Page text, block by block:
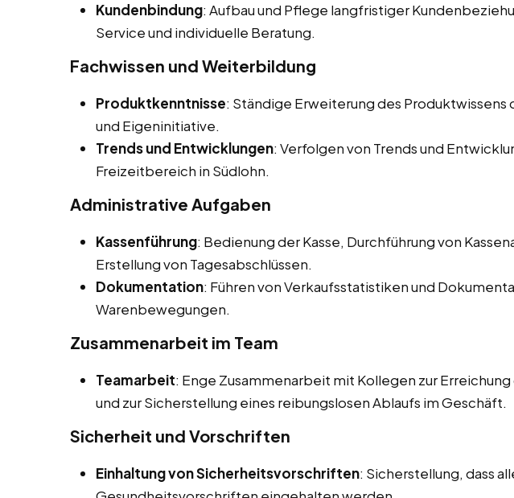
Kundenbindung: Aufbau und Pflege langfristiger
Service und individuelle Beratung.
Fachwissen und Weiterbildung
Produktkenntnisse: Ständige Erweiterung des Produktwissens
und Eigeninitiative.
Trends und Entwicklungen: Verfolgen von Trends und
Freizeitbereich in Südlohn.
Administrative Aufgaben
Kassenführung: Bedienung der Kasse, Durchführung von
Erstellung von Tagesabschlüssen.
Dokumentation: Führen von Verkaufsstatistiken und
Warenbewegungen.
Zusammenarbeit im Team
Teamarbeit: Enge Zusammenarbeit mit Kollegen zur
und zur Sicherstellung eines reibungslosen Ablaufs im Geschäft.
Sicherheit und Vorschriften
Einhaltung von Sicherheitsvorschriften: Sicherstellung, dass